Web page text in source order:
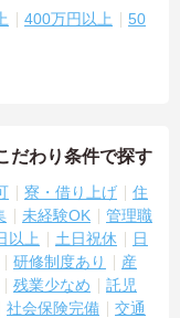
400万円以上
50
だわり条件で探す
寮・借り上げ
住
未経験OK
管理職
以上 土日祝休
日
研修制度あり
産
残業少なめ
託児
社会保険完備
交通